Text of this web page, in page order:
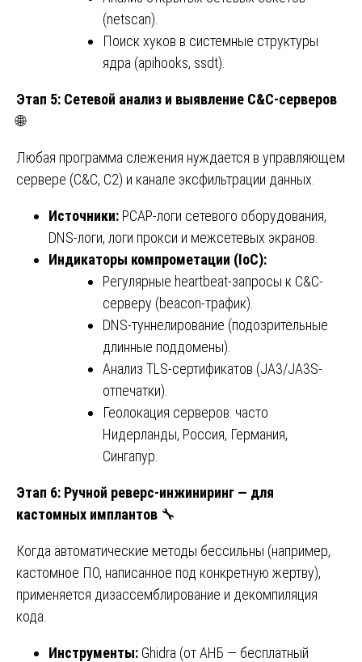
(netscan).
Поиск хуков в системные структуры
ядра (apihooks, ssdt).
Этап 5: Сетевой анализ и выявление C&C-серверов
🌐
Любая программа слежения нуждается в управляющем
сервере (C&C, C2) и канале эксфильтрации данных.
Источники: PCAP-логи сетевого оборудования,
DNS-логи, логи прокси и межсетевых экранов.
Индикаторы компрометации (IoC):
Регулярные heartbeat-запросы к C&C-
серверу (beacon-трафик).
DNS-туннелирование (подозрительные
длинные поддомены).
Анализ TLS-сертификатов (JA3/JA3S-
отпечатки).
Геолокация серверов: часто
Нидерланды, Россия, Германия,
Сингапур.
Этап 6: Ручной реверс-инжиниринг — для
кастомных имплантов 🔧
Когда автоматические методы бессильны (например,
кастомное ПО, написанное под конкретную жертву),
применяется дизассемблирование и декомпиляция
кода.
Инструменты: Ghidra (от АНБ — бесплатный